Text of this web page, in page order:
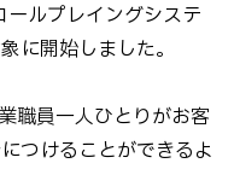
ルプレイングシステ
に開始しました。
職員一人ひとりがお客
つけることができるよ